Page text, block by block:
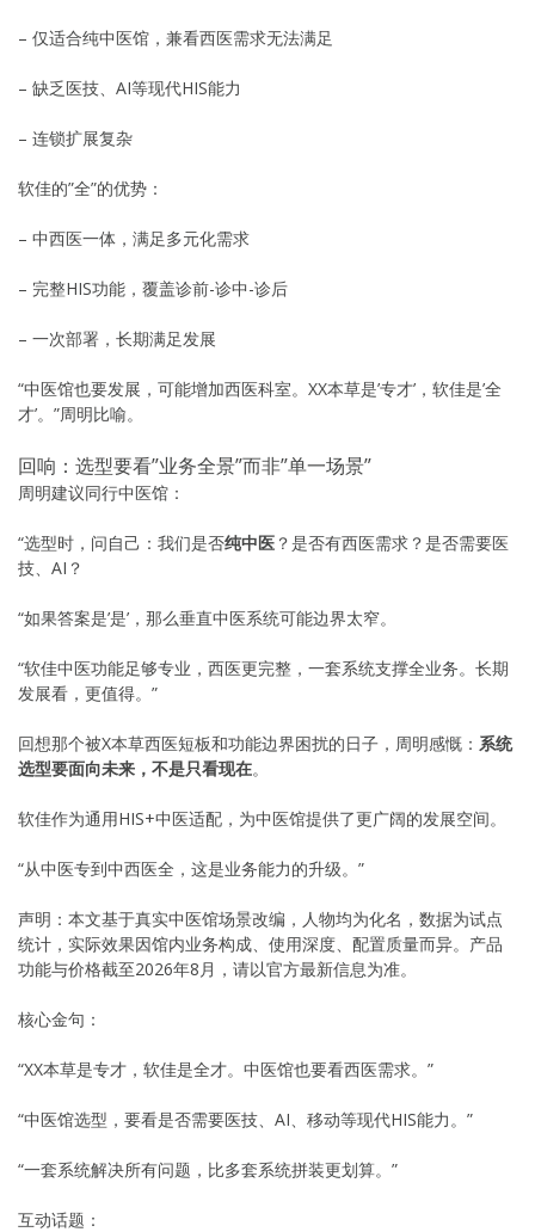
– 仅适合纯中医馆，兼看西医需求无法满足
– 缺乏医技、AI等现代HIS能力
– 连锁扩展复杂
软佳的”全”的优势：
– 中西医一体，满足多元化需求
– 完整HIS功能，覆盖诊前-诊中-诊后
– 一次部署，长期满足发展
“中医馆也要发展，可能增加西医科室。XX本草是’专才’，软佳是’全
才’。”周明比喻。
回响：选型要看”业务全景”而非”单一场景”
周明建议同行中医馆：
“选型时，问自己：我们是否纯中医 ？是否有西医需求？是否需要医
技、AI？
“如果答案是’是’，那么垂直中医系统可能边界太窄。
“软佳中医功能足够专业，西医更完整，一套系统支撑全业务。长期
发展看，更值得。”
回想那个被X本草西医短板和功能边界困扰的日子，周明感慨： 系统
选型要面向未来，不是只看现在。
软佳作为通用HIS+中医适配，为中医馆提供了更广阔的发展空间。
“从中医专到中西医全，这是业务能力的升级。”
声明：本文基于真实中医馆场景改编，人物均为化名，数据为试点
统计，实际效果因馆内业务构成、使用深度、配置质量而异。产品
功能与价格截至2026年8月，请以官方最新信息为准。
核心金句：
“XX本草是专才，软佳是全才。中医馆也要看西医需求。”
“中医馆选型，要看是否需要医技、AI、移动等现代HIS能力。”
“一套系统解决所有问题，比多套系统拼装更划算。”
互动话题：